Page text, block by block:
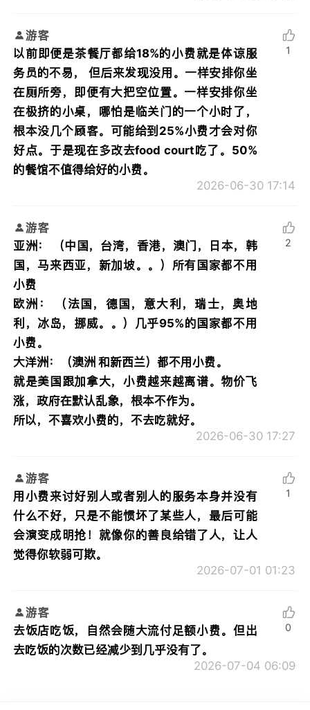
游客
以前即便是茶餐厅都给18%的小费就是体谅服
务员的不易， 但后来发现没用。一样安排你坐
在厕所旁，即便有大把空位置。一样安排你坐
在极挤的小桌，哪怕是临关门的一个小时了，
根本没几个顾客。可能给到25%小费才会对你
好点。于是现在多改去food court吃了。50%
的餐馆不值得给好的小费。
2026-06-30 17:14
1
游客
亚洲： （中国，台湾，香港，澳门，日本，韩
国，马来西亚，新加坡。。）所有国家都不用
小费
欧洲： （法国，德国，意大利，瑞士，奥地
利，冰岛，挪威。。）几乎95%的国家都不用
小费。
大洋洲：（澳洲 和新西兰）都不用小费。
就是美国跟加拿大，小费越来越离谱。物价飞
涨，政府在默认乱象，根本不作为。
所以，不喜欢小费的，不去吃就好。
2026-06-30 17:27
2
游客
用小费来讨好别人或者别人的服务本身并没有
什么不好，只是不能惯坏了某些人，最后可能
会演变成明抢！就像你的善良给错了人，让人
觉得你软弱可欺。
2026-07-01 01:23
1
游客
去饭店吃饭，自然会随大流付足额小费。但出
去吃饭的次数已经减少到几乎没有了。
2026-07-04 06:09
0